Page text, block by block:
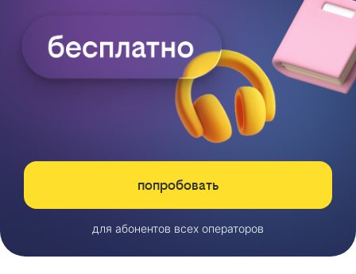
попробовать
для абонентов всех операторов